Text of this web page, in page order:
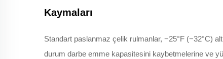
Kaymaları
Standart paslanmaz çelik rulmanlar, −25°F (−32°C)
durum darbe emme kapasitesini kaybetmelerine ve